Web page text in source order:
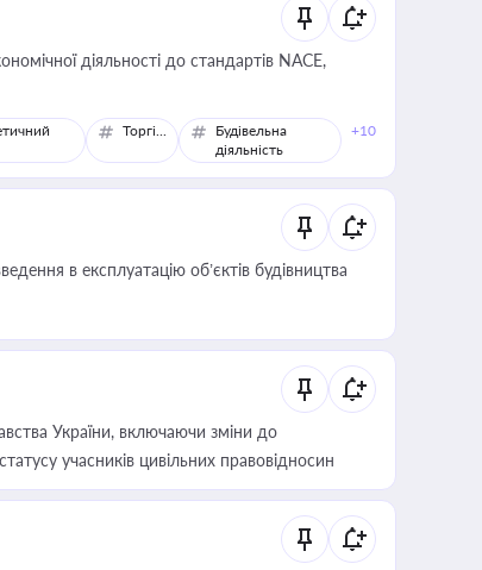
діяльності до стандартів NACE,
Торгівля
Будівельна
діяльність
+10
в експлуатацію об’єктів будівництва
України, включаючи зміни до
учасників цивільних правовідносин